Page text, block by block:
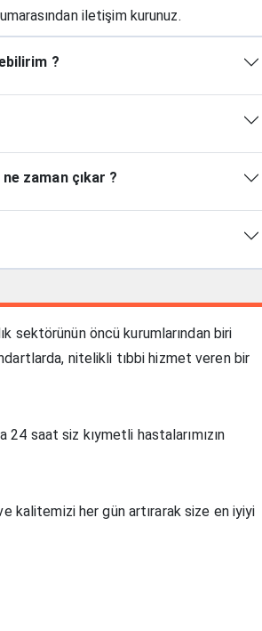
iletişim kurunuz.
?
zaman çıkar ?
sektörünün öncü kurumlarından biri
nitelikli tıbbi hizmet veren bir
saat siz kıymetli hastalarımızın
kalitemizi her gün artırarak size en iyiyi